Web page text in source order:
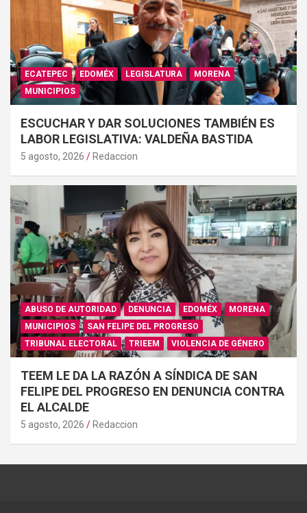
ECATEPEC EDOMÉX LEGISLATURA
MORENA
MUNICIPIOS
ESCUCHAR Y DAR SOLUCIONES TAMBIÉN ES
LABOR LEGISLATIVA: VALDEÑA BASTIDA
5 agosto, 2026 Redaccion
ABUSO DE AUTORIDAD DENUNCIA EDOMÉX
MORENA
MUNICIPIOS
SAN FELIPE DEL PROGRESO
TRIBUNAL ELECTORAL
TRIEEM VIOLENCIA DE GÉNERO
TEEM LE DA LA RAZÓN A SÍNDICA DE SAN
FELIPE DEL PROGRESO EN DENUNCIA CONTRA
EL ALCALDE
5 agosto, 2026 Redaccion